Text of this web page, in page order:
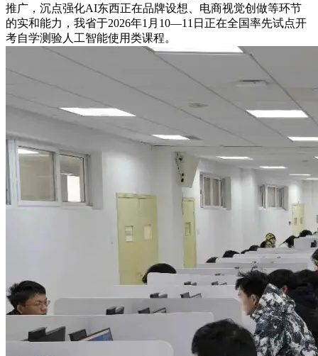
推广，沉点强化AI东西正在品牌设想、电商视觉创做等环节
的实和能力，我省于2026年1月10—11日正在全国率先试点开
考自学测验人工智能使用类课程。